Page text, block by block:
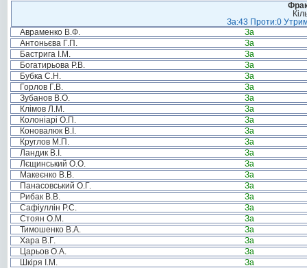
За:43 Проти:0
Авраменко В.Ф.
За
Антоньєва Г.П.
За
Бастрига І.М.
За
Богатирьова Р.В.
За
Бубка С.Н.
За
Горлов Г.В.
За
Зубанов В.О.
За
Клімов Л.М.
За
Колоніарі О.П.
За
Коновалюк В.І.
За
Круглов М.П.
За
Ландик В.І.
За
Лєщинський О.О.
За
Макеєнко В.В.
За
Панасовський О.Г.
За
Рибак В.В.
За
Сафіуллін Р.С.
За
Стоян О.М.
За
Тимошенко В.А.
За
Хара В.Г.
За
Царьов О.А.
За
Шкіря І.М.
За